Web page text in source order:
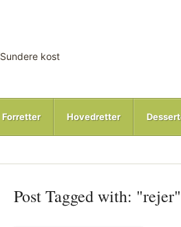
Forretter Hovedretter
Post Tagged with: "rejer"